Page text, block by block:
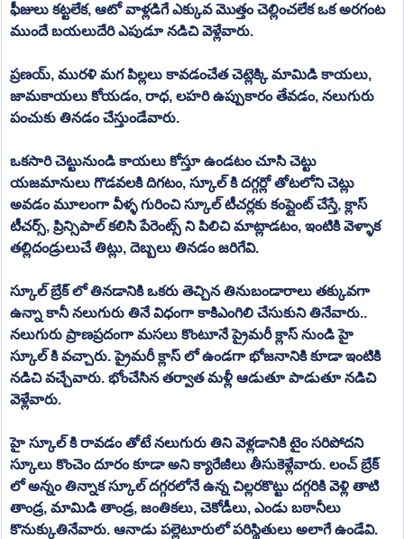
ఫీజులు కట్టలేక, ఆటో వాళ్లడిగే ఎక్కువ మొత్తం చెల్లించలేక ఒక అరగంట
ముందే బయలుదేరి ఎపుడూ నడిచి వెళ్లేవారు.
ప్రణయ్, మురళి మగ పిల్లలు కావడంచేత చెట్లెక్కి మామిడి కాయలు,
జామకాయలు కోయడం, రాధ, లహరి ఉప్పుకారం తేవడం, నలుగురు
పంచుకు తినడం చేస్తుండేవారు.
ఒకసారి చెట్టునుండి కాయలు కోస్తూ ఉండటం చూసి చెట్టు
యజమానులు గొడవలకి దిగటం, స్కూల్ కి దగ్గర్లో తోటలోని చెట్లు
అవడం మూలంగా వీళ్ళ గురించి స్కూల్ టీచర్లకు కంప్లైంట్ చేస్తే, క్లాస్
టీచర్స్, ప్రిన్సిపాల్ కలిసి పేరెంట్స్ ని పిలిచి మాట్లాడటం, ఇంటికి వెళ్ళాక
తల్లిదండ్రులుచే తిట్లు, దెబ్బలు తినడం జరిగేవి.
స్కూల్ బ్రేక్ లో తినడానికి ఒకరు తెచ్చిన తినుబండారాలు తక్కువగా
ఉన్నా కానీ నలుగురు తినే విధంగా కాకిఎంగిలి చేసుకుని తినేవారు..
నలుగురు ప్రాణప్రదంగా మసలు కొంటూనే ప్రైమరీ క్లాస్ నుండి హై
స్కూల్ కి వచ్చారు. ప్రైమరీ క్లాస్ లో ఉండగా భోజనానికి కూడా ఇంటికి
నడిచి వచ్చేవారు. భోంచేసిన తర్వాత మళ్లీ ఆడుతూ పాడుతూ నడిచి
వెళ్లేవారు.
హై స్కూల్ కి రావడం తోటే నలుగురు తిని వెళ్లడానికి టైం సరిపోదని
స్కూలు కొంచెం దూరం కూడా అని క్యారేజీలు తీసుకెళ్లేవారు. లంచ్ బ్రేక్
లో అన్నం తిన్నాక స్కూల్ దగ్గరలోనే ఉన్న చిల్లరకొట్టు దగ్గరికి వెళ్లి తాటి
తాండ్ర, మామిడి తాండ్ర, జంతికలు, చెకోడీలు, ఎండు బఠానీలు
కొనుక్కుతినేవారు. ఆనాడు పల్లెటూరులో పరిస్థితులు అలాగే ఉండేవి.